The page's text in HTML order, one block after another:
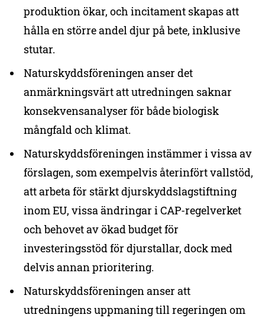
produktion ökar, och incitament skapas att
hålla en större andel djur på bete, inklusive
stutar.
Naturskyddsföreningen anser det
anmärkningsvärt att utredningen saknar
konsekvensanalyser för både biologisk
mångfald och klimat.
Naturskyddsföreningen instämmer i vissa av
förslagen, som exempelvis återinfört vallstöd,
att arbeta för stärkt djurskyddslagstiftning
inom EU, vissa ändringar i CAP-regelverket
och behovet av ökad budget för
investeringsstöd för djurstallar, dock med
delvis annan prioritering.
Naturskyddsföreningen anser att
utredningens uppmaning till regeringen om